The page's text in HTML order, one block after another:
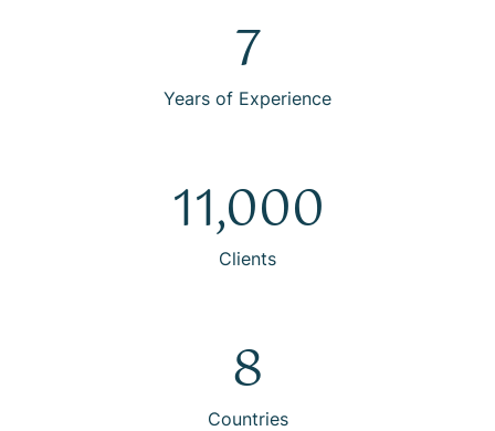
Years of Experience
7
Clients
11,000
Countries
8